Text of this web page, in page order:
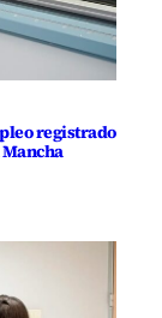
registrado